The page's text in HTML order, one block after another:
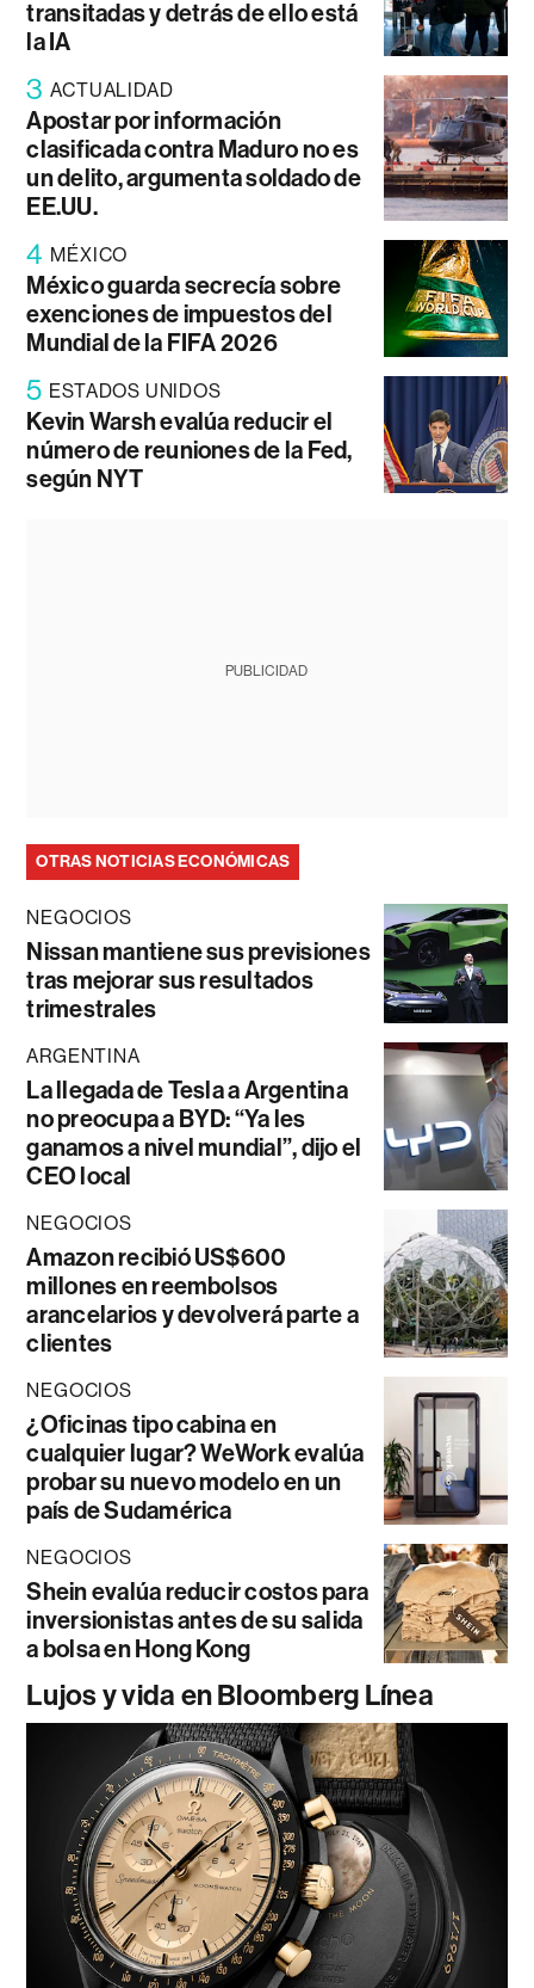
transitadas y detrás de ello está
la IA
3 ACTUALIDAD
Apostar por información
clasificada contra Maduro no es
un delito, argumenta soldado de
EE.UU.
4 MÉXICO
México guarda secrecía sobre
exenciones de impuestos del
Mundial de la FIFA 2026
5 ESTADOS UNIDOS
Kevin Warsh evalúa reducir el
número de reuniones de la Fed,
según NYT
PUBLICIDAD
OTRAS NOTICIAS ECONÓMICAS
NEGOCIOS
Nissan mantiene sus previsiones
tras mejorar sus resultados
trimestrales
ARGENTINA
La llegada de Tesla a Argentina
no preocupa a BYD: “Ya les
ganamos a nivel mundial”, dijo el
CEO local
NEGOCIOS
Amazon recibió US$600
millones en reembolsos
arancelarios y devolverá parte a
clientes
NEGOCIOS
¿Oficinas tipo cabina en
cualquier lugar? WeWork evalúa
probar su nuevo modelo en un
país de Sudamérica
NEGOCIOS
Shein evalúa reducir costos para
inversionistas antes de su salida
a bolsa en Hong Kong
Lujos y vida en Bloomberg Línea